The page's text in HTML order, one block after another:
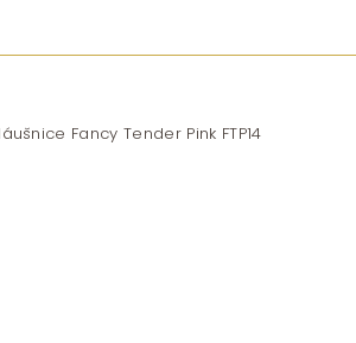
Fancy Tender Pink FTP14